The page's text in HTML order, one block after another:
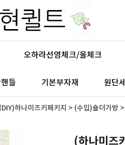
오하라선염체크/울체크
들 기본부자재 원단
하나미즈키패키지 > (수입)숄더가방
(하나미즈